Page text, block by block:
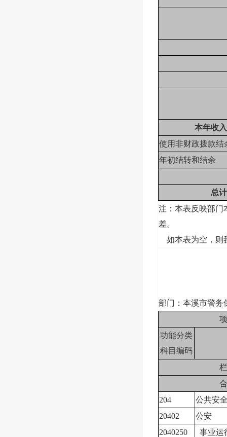
本年收
使用非财政拨款结
年初结转和结余
总计
注：本表反映部门
差。
如本表为空，则
部门：本溪市警务
功能分类
科目编码
204
公共安
20402
公安
2040250
事业运